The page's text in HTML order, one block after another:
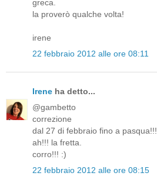
greca.
la proverò qualche volta!
irene
22 febbraio 2012 alle ore 08:11
Irene ha detto...
@gambetto
correzione
dal 27 di febbraio fino a pasqua!!!
ah!!! la fretta.
corro!!! :)
22 febbraio 2012 alle ore 08:15